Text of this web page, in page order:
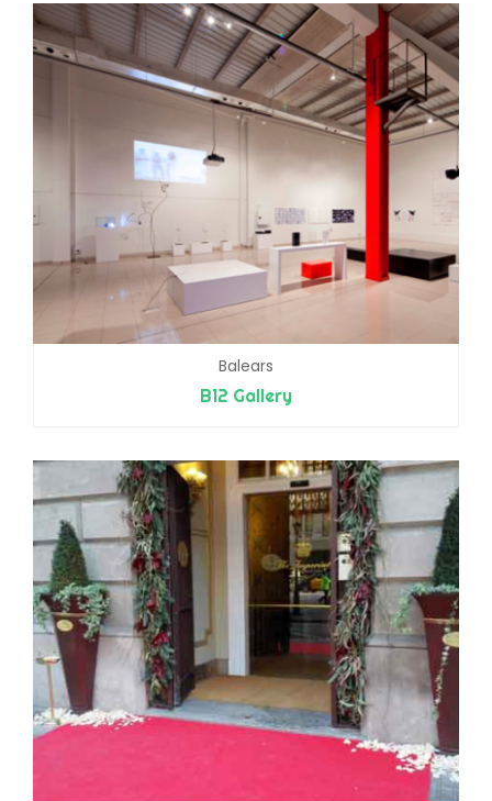
Balears
B12 Gallery